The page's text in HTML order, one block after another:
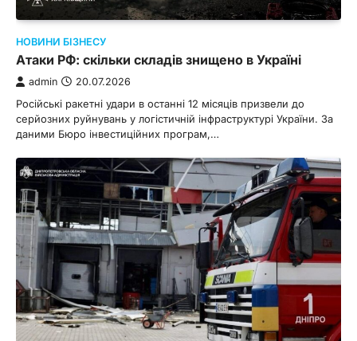
НОВИНИ БІЗНЕСУ
Атаки РФ: скільки складів знищено в Україні
admin 20.07.2026
Російські ракетні удари в останні 12 місяців призвели до
серйозних руйнувань у логістичній інфраструктурі України. За
даними Бюро інвестиційних програм,…